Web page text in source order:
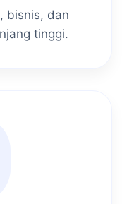
bisnis, dan
tinggi.